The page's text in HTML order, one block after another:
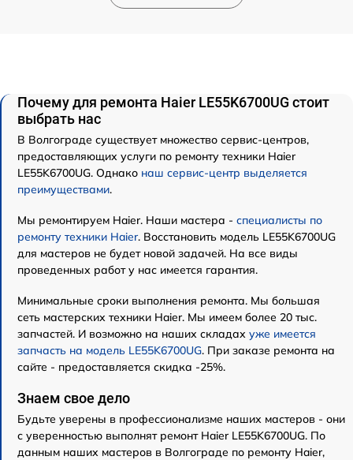
Почему для ремонта Haier LE55K6700UG стоит
выбрать нас
В Волгограде существует множество сервис-центров,
предоставляющих услуги по ремонту техники Haier
LE55K6700UG. Однако наш сервис-центр выделяется
преимуществами.
Мы ремонтируем Haier. Наши мастера - специалисты по
ремонту техники Haier. Восстановить модель LE55K6700UG
для мастеров не будет новой задачей. На все виды
проведенных работ у нас имеется гарантия.
Минимальные сроки выполнения ремонта. Мы большая
сеть мастерских техники Haier. Мы имеем более 20 тыс.
запчастей. И возможно на наших складах уже имеется
запчасть на модель LE55K6700UG. При заказе ремонта на
сайте - предоставляется скидка -25%.
Знаем свое дело
Будьте уверены в профессионализме наших мастеров - они
с уверенностью выполнят ремонт Haier LE55K6700UG. По
данным наших мастеров в Волгограде по ремонту Haier,